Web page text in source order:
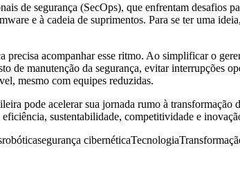
de segurança (SecOps), que enfrentam desafios
e à cadeia de suprimentos. Para se ter uma
acompanhar esse ritmo. Ao simplificar o
de manutenção da segurança, evitar interrupções
mesmo com equipes reduzidas.
pode acelerar sua jornada rumo à
sustentabilidade, competitividade e
robóticasegurança cibernéticaTecnologia